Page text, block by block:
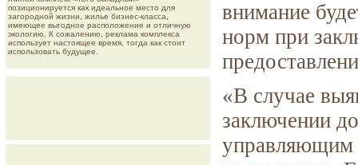
позиционируется как идеальное место для
загородной жизни, жилье бизнес-класса,
имеющее выгодное расположение и отличную
экологию. К сожалению, реклама комплекса
использует настоящее время, тогда как стоит
использовать будущее.
внимание
норм при
«В случае
заключении
управляющим